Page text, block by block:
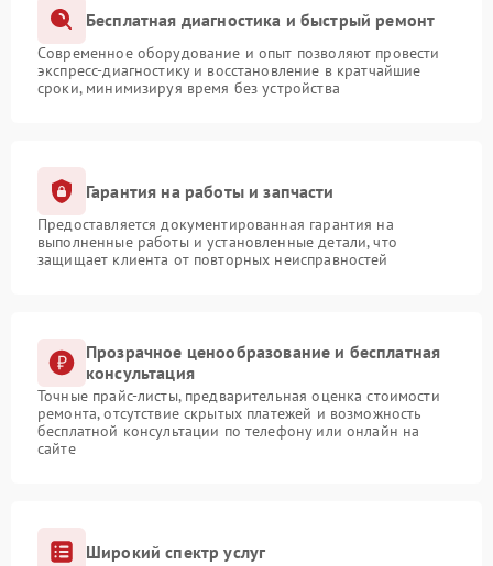
Бесплатная диагностика и быстрый ремонт
Современное оборудование и опыт позволяют провести
экспресс-диагностику и восстановление в кратчайшие
сроки, минимизируя время без устройства
Гарантия на работы и запчасти
Предоставляется документированная гарантия на
выполненные работы и установленные детали, что
защищает клиента от повторных неисправностей
Прозрачное ценообразование и бесплатная
консультация
Точные прайс-листы, предварительная оценка стоимости
ремонта, отсутствие скрытых платежей и возможность
бесплатной консультации по телефону или онлайн на
сайте
Широкий спектр услуг